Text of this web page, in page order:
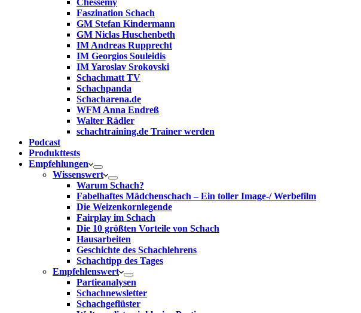
Chessemy
Faszination Schach
GM Stefan Kindermann
GM Niclas Huschenbeth
IM Andreas Rupprecht
IM Georgios Souleidis
IM Yaroslav Srokovski
Schachmatt TV
Schachpanda
Schacharena.de
WFM Anna Endreß
Walter Rädler
schachtraining.de Trainer werden
Podcast
Produkttests
Empfehlungen
Wissenswert
Warum Schach?
Fabelhaftes Mädchenschach – Ein toller Image-/ Werbefilm
Die Weizenkornlegende
Fairplay im Schach
Die 10 größten Vorteile von Schach‎
Hausarbeiten
Geschichte des Schachlehrens
Schachtipp des Tages
Empfehlenswert
Partieanalysen
Schachnewsletter
Schachgeflüster